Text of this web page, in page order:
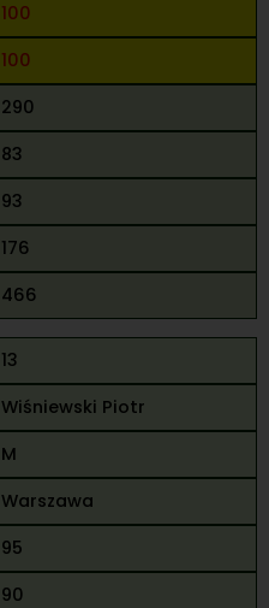
100
100
290
83
93
176
466
13
Wiśniewski Piotr
M
Warszawa
95
90